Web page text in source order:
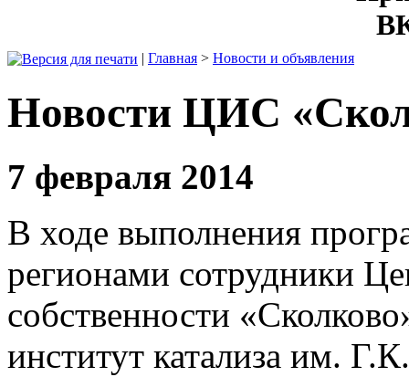
| Главная > Новости и объявления
Новости ЦИС
7 февраля 2014
В ходе выполнения
регионами сотрудники
собственности
институт катализа им.